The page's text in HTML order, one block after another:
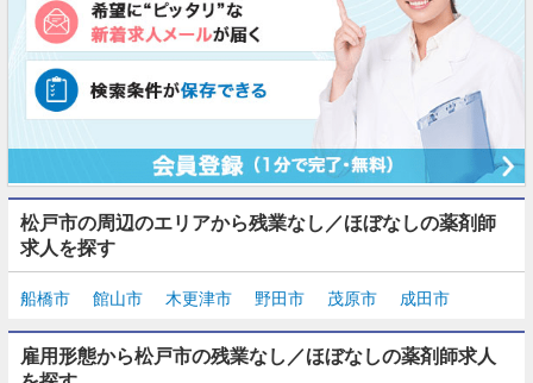
松戸市の周辺のエリアから残業なし／ほぼなしの薬剤師
求人を探す
船橋市 館山市 木更津市 野田市 茂原市 成田市
雇用形態から松戸市の残業なし／ほぼなしの薬剤師求人